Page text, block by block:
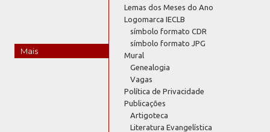
Mais
Lemas dos Meses do Ano
Logomarca IECLB
símbolo formato CDR
símbolo formato JPG
Mural
Genealogia
Vagas
Política de Privacidade
Publicações
Artigoteca
Literatura Evangelística